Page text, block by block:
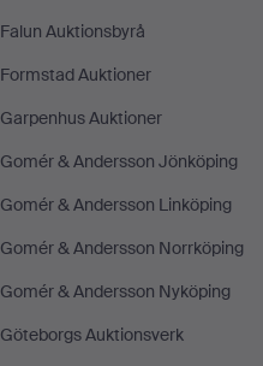
Falun Auktionsbyrå
Formstad Auktioner
Garpenhus Auktioner
Gomér & Andersson Jönköping
Gomér & Andersson Linköping
Gomér & Andersson Norrköping
Gomér & Andersson Nyköping
Göteborgs Auktionsverk